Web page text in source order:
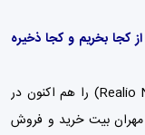
از کجا بخریم و کجا ذخیره
Realio) را هم اکنون در
بیت خرید و فروش